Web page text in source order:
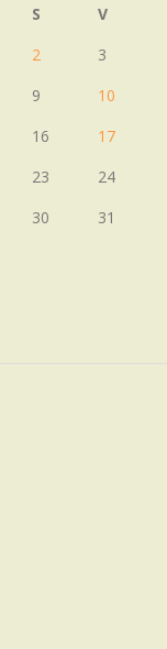
S
V
2
3
9
10
16
17
23
24
30 31